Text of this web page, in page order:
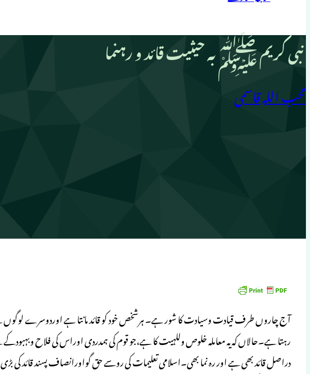
نبی کریم ﷺ بہ حیثیت قائد و رہنما
محب اللہ قاسمی
آج چاروں طرف قیادت وسیادت کا شور ہے۔ ہرشخص خود کو قائد مانتا ہے اوردوسرے لوگوں
رہتا ہے۔حالاں کہ یہ معاملہ خلوص وللہیت کا ہے،جو قوم کی ہمدردی اوراس کی فلاح
دراصل قائد بھی ہے اور رہ نما بھی۔اسلامی تعلیمات کی روسے حق گواورانصاف پسند